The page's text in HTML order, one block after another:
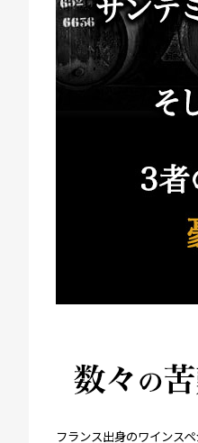
フランス出身のワインス